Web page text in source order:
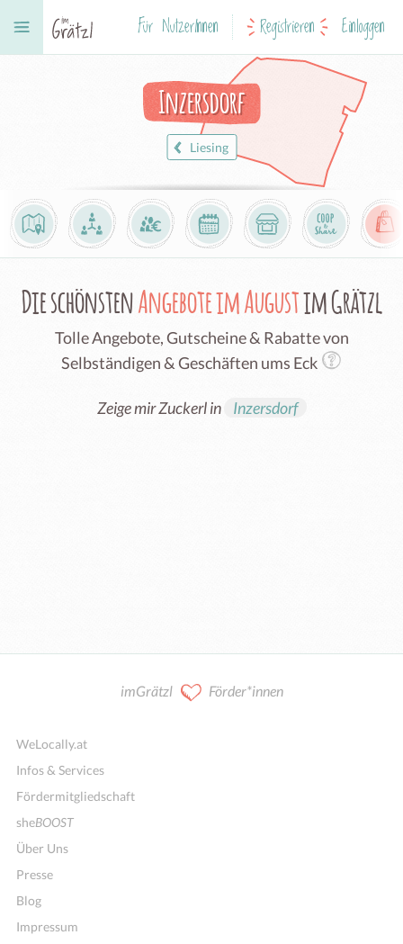
Für NutzerInnen Registrieren Einloggen
Inzersdorf
Liesing
Die schönstenAngebote im Augustim Grätzl
Tolle Angebote, Gutscheine & Rabatte von
Selbständigen & Geschäften ums Eck
Zeige mir Zuckerl in Inzersdorf
imGrätzl Förder*innen
WeLocally.at
Infos & Services
Fördermitgliedschaft
sheBOOST
Über Uns
Presse
Blog
Impressum